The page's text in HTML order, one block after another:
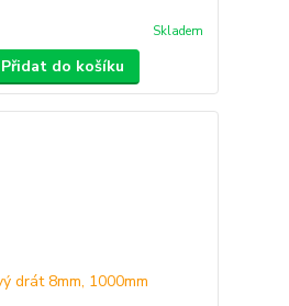
Skladem
Přidat do košíku